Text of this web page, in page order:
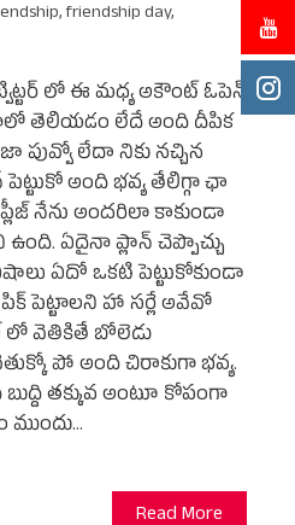
,friendship day,
లో ఈ మధ్య అకౌంట్ ఓపెన్
తెలియడం లేదే అంది దీపిక
పువ్వో లేదా నికు నచ్చిన
అంది భవ్య తేలిగ్గా ఛా
నేను అందరిలా కాకుండా
ఏదైనా ప్లాన్ చెప్పొచ్చు
ఏదో ఒకటి పెట్టుకోకుండా
పిక్ పెట్టాలని హా సర్లే అవేవో
లో వెతికితే బోలెడు
పో అంది చిరాకుగా భవ్య.
తక్కువ అంటూ కోపంగా
ముందు…
Read More